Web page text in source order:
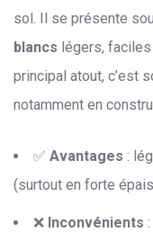
sol. Il se présente
blancs légers, faciles
principal atout, c’est
notamment en
✅ Avantages :
(surtout en forte
❌ Inconvénients